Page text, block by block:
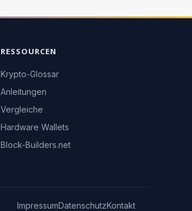
RESSOURCEN
Krypto-Glossar
Anleitungen
Vergleiche
Hardware Wallets
Block-Builders.net
ImpressumDatenschutzKontakt